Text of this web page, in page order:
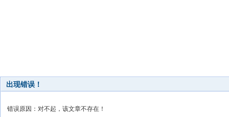
出现错误！
错误原因：对不起，该文章不存在！